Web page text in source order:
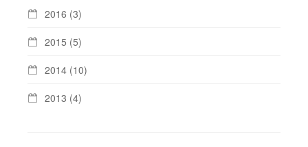
2016 (3)
2015 (5)
2014 (10)
2013 (4)